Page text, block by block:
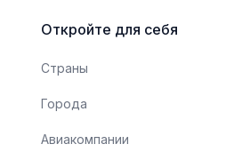
Откройте для себя
Страны
Города
Авиакомпании